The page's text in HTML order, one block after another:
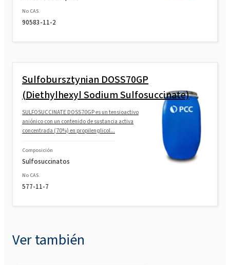
No CAS.
90583-11-2
Sulfobursztynian DOSS70GP
(Diethylhexyl Sodium Sulfosuccinate)
SULFOSUCCINATE DOSS70GP es un tensioactivo
aniónico con un contenido de sustancia activa
concentrada (70%) en propilenglicol...
Composición
Sulfosuccinatos
No CAS.
577-11-7
Ver también